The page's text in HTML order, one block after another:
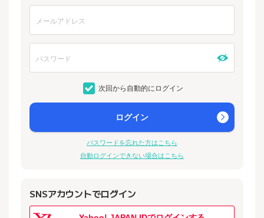
次回から自動的にログイン
ログイン
パスワードを忘れた方はこちら
自動ログインできない場合はこちら
SNSアカウントでログイン